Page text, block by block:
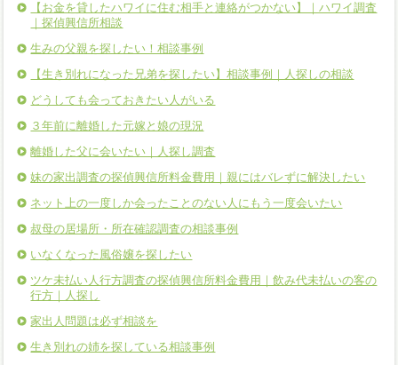
【お金を貸したハワイに住む相手と連絡がつかない】｜ハワイ調査
｜探偵興信所相談
生みの父親を探したい！相談事例
【生き別れになった兄弟を探したい】相談事例｜人探しの相談
どうしても会っておきたい人がいる
３年前に離婚した元嫁と娘の現況
離婚した父に会いたい｜人探し調査
妹の家出調査の探偵興信所料金費用｜親にはバレずに解決したい
ネット上の一度しか会ったことのない人にもう一度会いたい
叔母の居場所・所在確認調査の相談事例
いなくなった風俗嬢を探したい
ツケ未払い人行方調査の探偵興信所料金費用｜飲み代未払いの客の
行方｜人探し
家出人問題は必ず相談を
生き別れの姉を探している相談事例